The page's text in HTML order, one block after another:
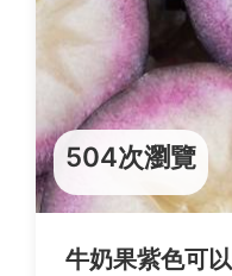
504次瀏覽
牛奶果紫色可